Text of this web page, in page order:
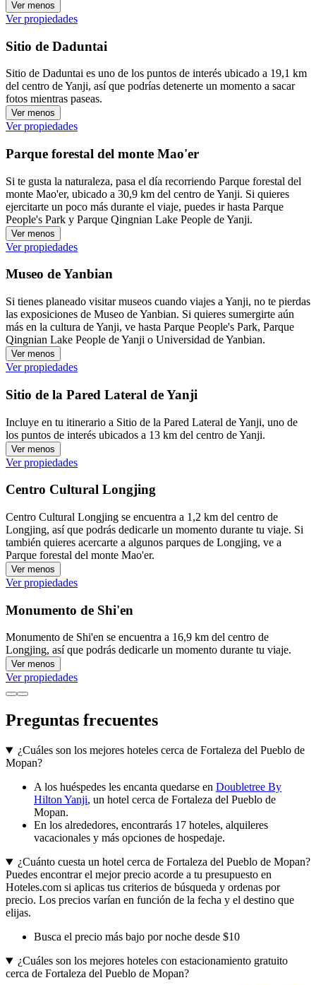
Ver menos
Ver propiedades
Sitio de Daduntai
Sitio de Daduntai es uno de los puntos de interés ubicado a 19,1 km
del centro de Yanji, así que podrías detenerte un momento a sacar
fotos mientras paseas.
Ver menos
Ver propiedades
Parque forestal del monte Mao'er
Si te gusta la naturaleza, pasa el día recorriendo Parque forestal del
monte Mao'er, ubicado a 30,9 km del centro de Yanji. Si quieres
ejercitarte un poco más durante el viaje, puedes ir hasta Parque
People's Park y Parque Qingnian Lake People de Yanji.
Ver menos
Ver propiedades
Museo de Yanbian
Si tienes planeado visitar museos cuando viajes a Yanji, no te pierdas
las exposiciones de Museo de Yanbian. Si quieres sumergirte aún
más en la cultura de Yanji, ve hasta Parque People's Park, Parque
Qingnian Lake People de Yanji o Universidad de Yanbian.
Ver menos
Ver propiedades
Sitio de la Pared Lateral de Yanji
Incluye en tu itinerario a Sitio de la Pared Lateral de Yanji, uno de
los puntos de interés ubicados a 13 km del centro de Yanji.
Ver menos
Ver propiedades
Centro Cultural Longjing
Centro Cultural Longjing se encuentra a 1,2 km del centro de
Longjing, así que podrás dedicarle un momento durante tu viaje. Si
también quieres acercarte a algunos parques de Longjing, ve a
Parque forestal del monte Mao'er.
Ver menos
Ver propiedades
Monumento de Shi'en
Monumento de Shi'en se encuentra a 16,9 km del centro de
Longjing, así que podrás dedicarle un momento durante tu viaje.
Ver menos
Ver propiedades
Preguntas frecuentes
¿Cuáles son los mejores hoteles cerca de Fortaleza del Pueblo de
Mopan?
A los huéspedes les encanta quedarse en Doubletree By
Hilton Yanji, un hotel cerca de Fortaleza del Pueblo de
Mopan.
En los alrededores, encontrarás 17 hoteles, alquileres
vacacionales y más opciones de hospedaje.
¿Cuánto cuesta un hotel cerca de Fortaleza del Pueblo de Mopan?
Puedes encontrar el mejor precio acorde a tu presupuesto en
Hoteles.com si aplicas tus criterios de búsqueda y ordenas por
precio. Los precios varían en función de la fecha y el destino que
elijas.
Busca el precio más bajo por noche desde $10
¿Cuáles son los mejores hoteles con estacionamiento gratuito
cerca de Fortaleza del Pueblo de Mopan?